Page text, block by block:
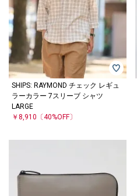
SHIPS: RAYMOND チェック レギュ
ラーカラー 7スリーブ シャツ
LARGE
￥8,910 〔40%OFF〕